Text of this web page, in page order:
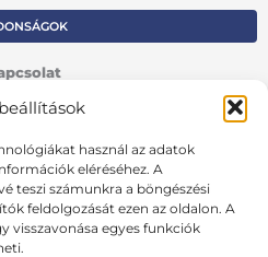
használ az adatok
eléréséhez. A
teszi számunkra a böngészési
feldolgozását ezen az oldalon. A
visszavonása egyes funkciók
Kosár
Fiók
szabályzat
ELŐZŐ OLDALRA